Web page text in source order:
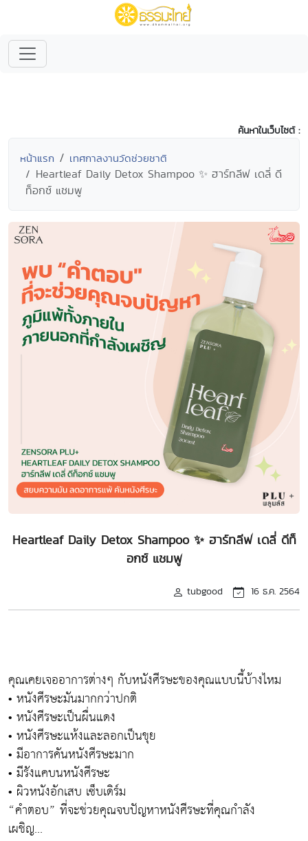
ค้นหาในเว็บไซต์ :
หน้าแรก เทศกาลงานวัดช่วยชาติ
Heartleaf Daily Detox Shampoo ✨ ฮาร์ทลีฟ เดลี่ ดี
ท็อกซ์ แชมพู
Heartleaf Daily Detox Shampoo ✨ ฮาร์ทลีฟ เดลี่ ดีท็
อกซ์ แชมพู
tubgood 16 ธ.ค. 2564
คุณเคยเจออาการต่างๆ กับหนังศีรษะของคุณแบบนี้บ้างไหม
• หนังศีรษะมันมากกว่าปกติ
• หนังศีรษะเป็นผื่นแดง
• หนังศีรษะแห้งและลอกเป็นขุย
• มีอาการคันหนังศีรษะมาก
• มีรังแคบนหนังศีรษะ
• ผิวหนังอักเสบ เซ็บเดิร์ม
“คำตอบ” ที่จะช่วยคุณจบปัญหาหนังศีรษะที่คุณกำลัง
เผชิญ...